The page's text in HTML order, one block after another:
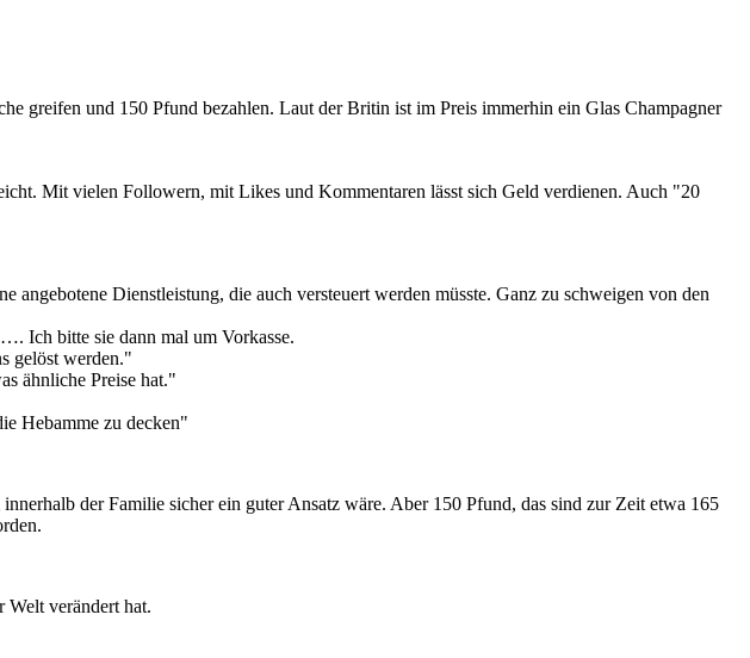
greifen und 150 Pfund bezahlen. Laut der Britin ist im Preis immerhin ein Glas Champagner
Mit vielen Followern, mit Likes und Kommentaren lässt sich Geld verdienen. Auch "20
angebotene Dienstleistung, die auch versteuert werden müsste. Ganz zu schweigen von den
Ich bitte sie dann mal um Vorkasse.
gelöst werden."
ähnliche Preise hat."
Hebamme zu decken"
der Familie sicher ein guter Ansatz wäre. Aber 150 Pfund, das sind zur Zeit etwa 165
Welt verändert hat.